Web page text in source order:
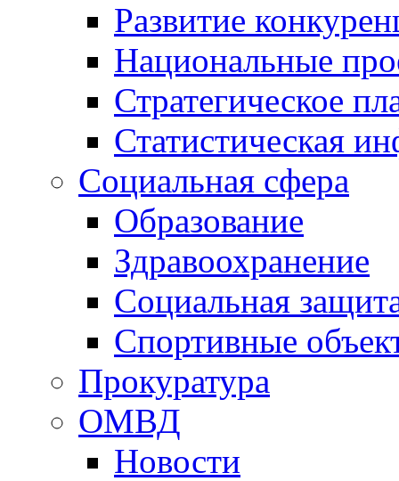
Развитие
Национальные
Стратегическое
Статистическая
Социальная сфера
Образование
Здравоохранение
Социальная
Спортивные
Прокуратура
ОМВД
Новости